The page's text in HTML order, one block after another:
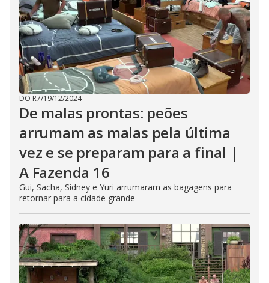
DO R7/19/12/2024
De malas prontas: peões
arrumam as malas pela última
vez e se preparam para a final |
A Fazenda 16
Gui, Sacha, Sidney e Yuri arrumaram as bagagens para
retornar para a cidade grande